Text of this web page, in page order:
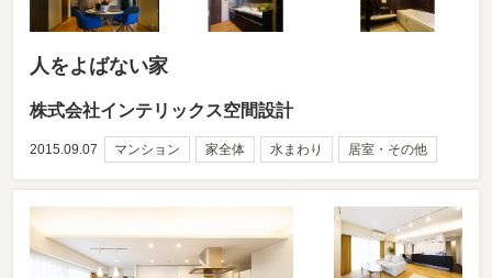
人をよばない家
株式会社インテリックス空間設計
2015.09.07 マンション 家全体 水まわり 居室・その他